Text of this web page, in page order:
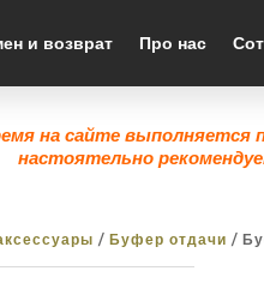
и возврат Про нас
на сайте выполняется
настоятельно
/ Буфер отдачи /